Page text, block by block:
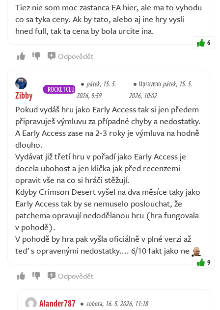
Tiez nie som moc zastanca EA hier, ale ma to vyhodu
co sa tyka ceny. Ak by tato, alebo aj ine hry vysli
hned full, tak ta cena by bola urcite ina.
6
Odpovědět
Zibby ROCKETCLUB
pátek, 15. 5.
2026, 9:59
Upravenopátek, 15. 5.
2026, 10:02
Pokud vydáš hru jako Early Access tak si jen předem
připravuješ výmluvu za případné chyby a nedostatky.
A Early Access zase na 2-3 roky je výmluva na hodně
dlouho.
Vydávat již třetí hru v pořadí jako Early Access je
docela ubohost a jen klička jak před recenzemi
opravit vše na co si hráči stěžují.
Kdyby Crimson Desert vyšel na dva měsíce taky jako
Early Access tak by se nemuselo poslouchat, že
patchema opravují nedodělanou hru (hra fungovala
v pohodě).
V pohodě by hra pak vyšla oficiálně v plné verzi až
teď s opravenými nedostatky.... 6/10 fakt jako ne
9
Odpovědět
Alander787 sobota, 16. 5. 2026, 11:18